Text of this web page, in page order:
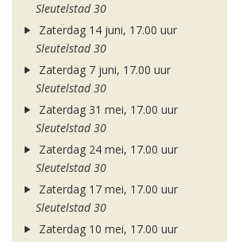
Sleutelstad 30
Zaterdag 14 juni, 17.00 uur
Sleutelstad 30
Zaterdag 7 juni, 17.00 uur
Sleutelstad 30
Zaterdag 31 mei, 17.00 uur
Sleutelstad 30
Zaterdag 24 mei, 17.00 uur
Sleutelstad 30
Zaterdag 17 mei, 17.00 uur
Sleutelstad 30
Zaterdag 10 mei, 17.00 uur